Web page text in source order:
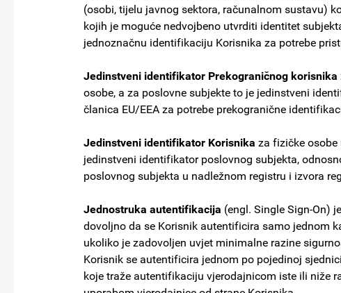
(osobi, tijelu javnog sektora, računalnom sustavu)
kojih je moguće nedvojbeno utvrditi identitet
jednoznačnu identifikaciju Korisnika za potrebe
Jedinstveni identifikator Prekograničnog korisnika
osobe, a za poslovne subjekte to je jedinstveni
članica EU/EEA za potrebe prekogranične
Jedinstveni identifikator Korisnika za fizičke osobe
jedinstveni identifikator poslovnog subjekta,
poslovnog subjekta u nadležnom registru i izvora
Jednostruka autentifikacija (engl. Single Sign-On)
dovoljno da se Korisnik autentificira samo jednom
ukoliko je zadovoljen uvjet minimalne razine
Korisnik se autentificira jednom po pojedinoj
koje traže autentifikaciju vjerodajnicom iste ili niže